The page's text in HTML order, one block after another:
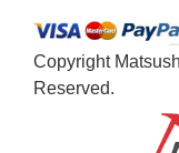
Copyright
Reserved.